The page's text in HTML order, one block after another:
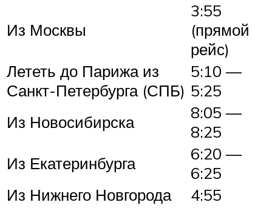
Из Москвы
3:55
(прямой
рейс)
Лететь до Парижа из
Санкт-Петербурга (СПБ)
5:10 —
5:25
Из Новосибирска
8:05 —
8:25
Из Екатеринбурга
6:20 —
6:25
Из Нижнего Новгорода
4:55